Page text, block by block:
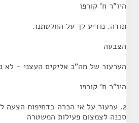
היו"ר ח' קורפו
תודה. נודיע לך על החלטתנו.
הצבעה
הערעור של חה"כ אליקים העצני - לא
היו"ר ח' קורפו
2. ערעור על אי הכרה בדחיפות הצעה
סכנה לצמצום פעילות המשטרה